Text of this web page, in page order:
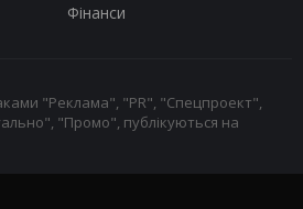
Фінанси
"Реклама", "PR", "Спецпроект",
"Промо", публікуються на